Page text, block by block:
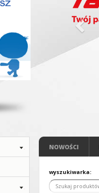
NOWOŚCI
wyszukiwarka: